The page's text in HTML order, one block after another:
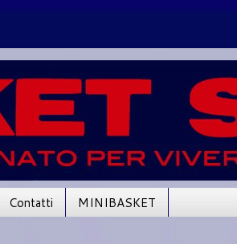
Contatti MINIBASKET